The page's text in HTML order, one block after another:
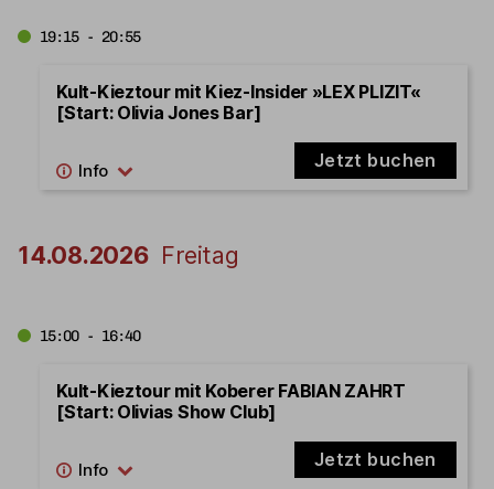
19:15 - 20:55
Kult-Kieztour mit Kiez-Insider »LEX PLIZIT«
[Start: Olivia Jones Bar]
Jetzt buchen
14.08.2026 Freitag
15:00 - 16:40
Kult-Kieztour mit Koberer FABIAN ZAHRT
[Start: Olivias Show Club]
Jetzt buchen